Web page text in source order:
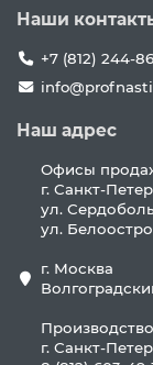
Наши
+7 (812) 244-
Наш адрес
Офисы
г. Санкт-
ул.
ул.
г. Москва
г. Санкт-